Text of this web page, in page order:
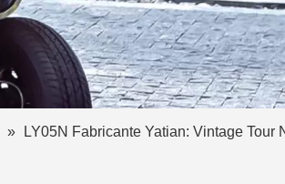
»
LY05N Fabricante Yatian: Vintage Tour